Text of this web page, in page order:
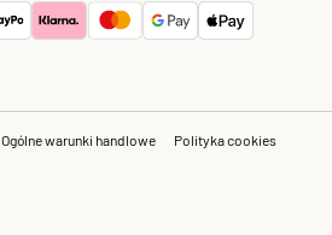
Ogólne warunki handlowe
Polityka cookies